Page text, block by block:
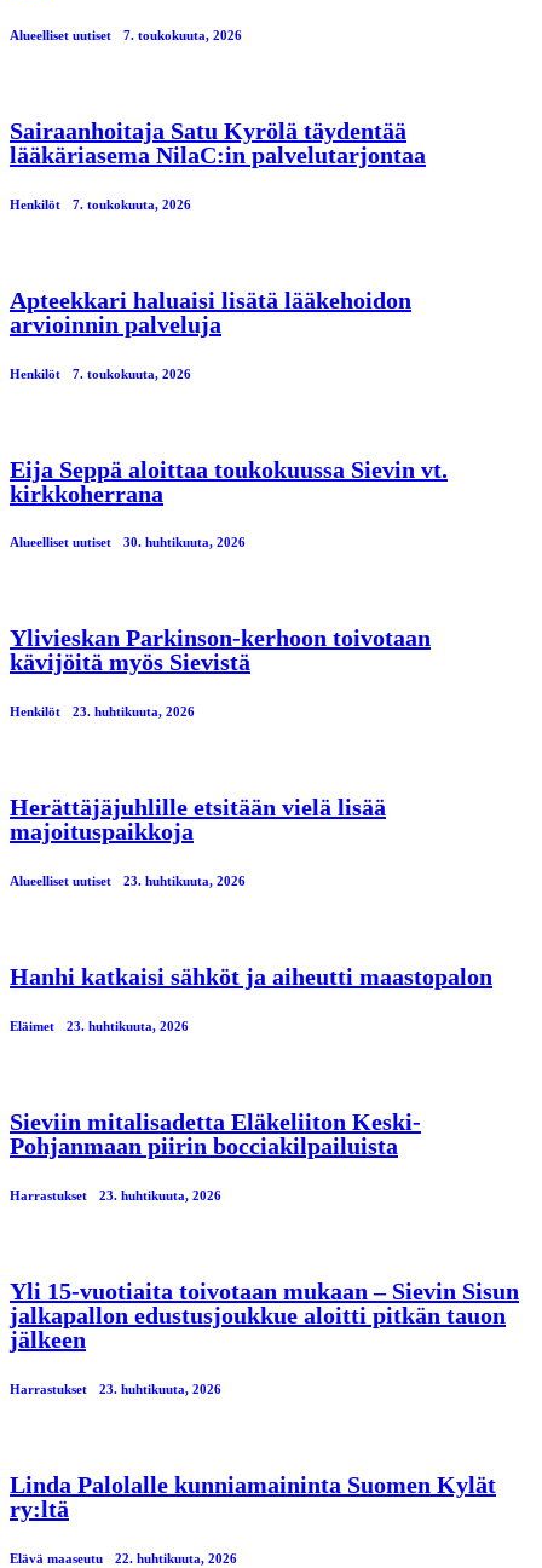
Alueelliset uutiset 7. toukokuuta, 2026
Sairaanhoitaja Satu Kyrölä täydentää
lääkäriasema NilaC:in palvelutarjontaa
Henkilöt 7. toukokuuta, 2026
Apteekkari haluaisi lisätä lääkehoidon
arvioinnin palveluja
Henkilöt 7. toukokuuta, 2026
Eija Seppä aloittaa toukokuussa Sievin vt.
kirkkoherrana
Alueelliset uutiset 30. huhtikuuta, 2026
Ylivieskan Parkinson-kerhoon toivotaan
kävijöitä myös Sievistä
Henkilöt 23. huhtikuuta, 2026
Herättäjäjuhlille etsitään vielä lisää
majoituspaikkoja
Alueelliset uutiset 23. huhtikuuta, 2026
Hanhi katkaisi sähköt ja aiheutti maastopalon
Eläimet 23. huhtikuuta, 2026
Sieviin mitalisadetta Eläkeliiton Keski-
Pohjanmaan piirin bocciakilpailuista
Harrastukset 23. huhtikuuta, 2026
Yli 15-vuotiaita toivotaan mukaan – Sievin Sisun
jalkapallon edustusjoukkue aloitti pitkän tauon
jälkeen
Harrastukset 23. huhtikuuta, 2026
Linda Palolalle kunniamaininta Suomen Kylät
ry:ltä
Elävä maaseutu 22. huhtikuuta, 2026